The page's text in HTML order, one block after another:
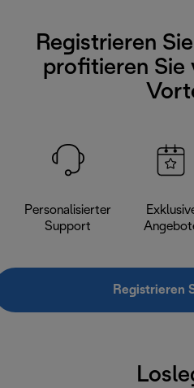
Registrieren
profitieren Sie
Personalisierter
Support
Registrieren